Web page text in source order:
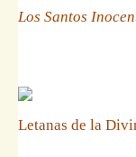
Los Santos
Letanas de la